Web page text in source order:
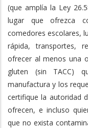
(que amplía la Ley
lugar que ofrezca
comedores escolares,
rápida, transportes,
ofrecer al menos una
gluten (sin TACC)
manufactura y los
certifique la autoridad
ofrecen, e incluso
que no exista